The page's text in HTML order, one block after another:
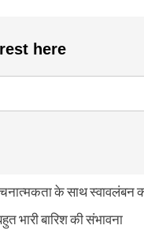
here
के साथ स्वावलंबन
भारी बारिश की संभावना